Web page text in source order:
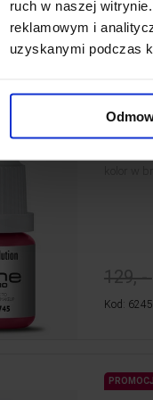
ruch w naszej
reklamowym i
uzyskanymi podczas
Kod: 6282
129, -
Kod: 6245